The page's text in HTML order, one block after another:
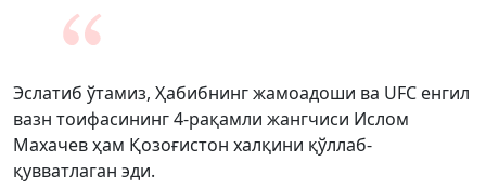
Эслатиб ўтамиз, Ҳабибнинг жамоадоши ва UFC енгил
вазн тоифасининг 4-рақамли жангчиси Ислом
Махачев ҳам Қозоғистон халқини қўллаб-
қувватлаган эди.